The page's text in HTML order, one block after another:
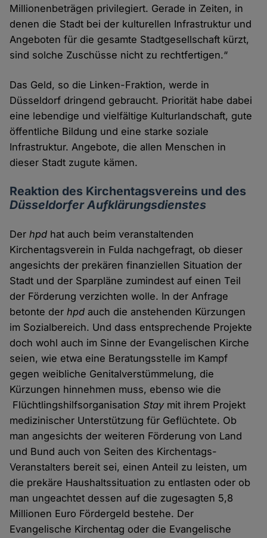
Millionenbeträgen privilegiert. Gerade in Zeiten, in
denen die Stadt bei der kulturellen Infrastruktur und
Angeboten für die gesamte Stadtgesellschaft kürzt,
sind solche Zuschüsse nicht zu rechtfertigen.“
Das Geld, so die Linken-Fraktion, werde in
Düsseldorf dringend gebraucht. Priorität habe dabei
eine lebendige und vielfältige Kulturlandschaft, gute
öffentliche Bildung und eine starke soziale
Infrastruktur. Angebote, die allen Menschen in
dieser Stadt zugute kämen.
Reaktion des Kirchentagsvereins und des
Düsseldorfer Aufklärungsdienstes
Derhpd hat auch beim veranstaltenden
Kirchentagsverein in Fulda nachgefragt, ob dieser
angesichts der prekären finanziellen Situation der
Stadt und der Sparpläne zumindest auf einen Teil
der Förderung verzichten wolle. In der Anfrage
betonte derhpd auch die anstehenden Kürzungen
im Sozialbereich. Und dass entsprechende Projekte
doch wohl auch im Sinne der Evangelischen Kirche
seien, wie etwa eine Beratungsstelle im Kampf
gegen weibliche Genitalverstümmelung, die
Kürzungen hinnehmen muss, ebenso wie die
FlüchtlingshilfsorganisationStaymit ihrem Projekt
medizinischer Unterstützung für Geflüchtete. Ob
man angesichts der weiteren Förderung von Land
und Bund auch von Seiten des Kirchentags-
Veranstalters bereit sei, einen Anteil zu leisten, um
die prekäre Haushaltssituation zu entlasten oder ob
man ungeachtet dessen auf die zugesagten 5,8
Millionen Euro Fördergeld bestehe. Der
Evangelische Kirchentag oder die Evangelische